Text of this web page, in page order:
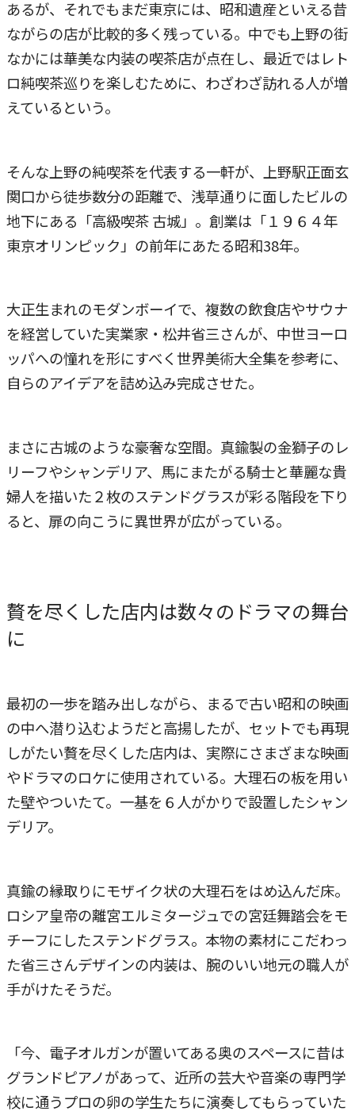
あるが、それでもまだ東京には、昭和遺産といえる昔
ながらの店が比較的多く残っている。中でも上野の街
なかには華美な内装の喫茶店が点在し、最近ではレト
ロ純喫茶巡りを楽しむために、わざわざ訪れる人が増
えているという。
そんな上野の純喫茶を代表する一軒が、上野駅正面玄
関口から徒歩数分の距離で、浅草通りに面したビルの
地下にある「高級喫茶 古城」。創業は「１９６４年
東京オリンピック」の前年にあたる昭和38年。
大正生まれのモダンボーイで、複数の飲食店やサウナ
を経営していた実業家・松井省三さんが、中世ヨーロ
ッパへの憧れを形にすべく世界美術大全集を参考に、
自らのアイデアを詰め込み完成させた。
まさに古城のような豪奢な空間。真鍮製の金獅子のレ
リーフやシャンデリア、馬にまたがる騎士と華麗な貴
婦人を描いた２枚のステンドグラスが彩る階段を下り
ると、扉の向こうに異世界が広がっている。
贅を尽くした店内は数々のドラマの舞台
に
最初の一歩を踏み出しながら、まるで古い昭和の映画
の中へ潜り込むようだと高揚したが、セットでも再現
しがたい贅を尽くした店内は、実際にさまざまな映画
やドラマのロケに使用されている。大理石の板を用い
た壁やついたて。一基を６人がかりで設置したシャン
デリア。
真鍮の縁取りにモザイク状の大理石をはめ込んだ床。
ロシア皇帝の離宮エルミタージュでの宮廷舞踏会をモ
チーフにしたステンドグラス。本物の素材にこだわっ
た省三さんデザインの内装は、腕のいい地元の職人が
手がけたそうだ。
「今、電子オルガンが置いてある奥のスペースに昔は
グランドピアノがあって、近所の芸大や音楽の専門学
校に通うプロの卵の学生たちに演奏してもらっていた